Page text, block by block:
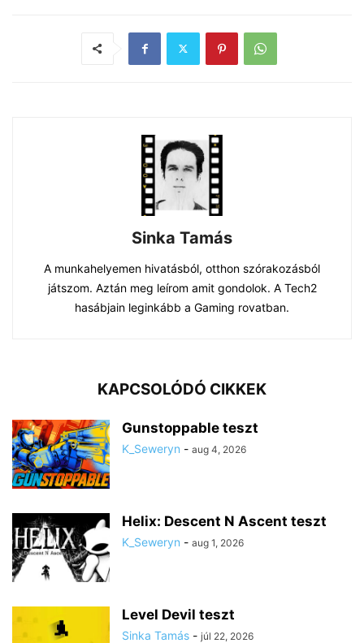
Sinka Tamás
A munkahelyemen hivatásból, otthon szórakozásból
játszom. Aztán meg leírom amit gondolok. A Tech2
hasábjain leginkább a Gaming rovatban.
KAPCSOLÓDÓ CIKKEK
Gunstoppable teszt
K_Seweryn - aug 4, 2026
Helix: Descent N Ascent teszt
K_Seweryn - aug 1, 2026
Level Devil teszt
Sinka Tamás - júl 22, 2026